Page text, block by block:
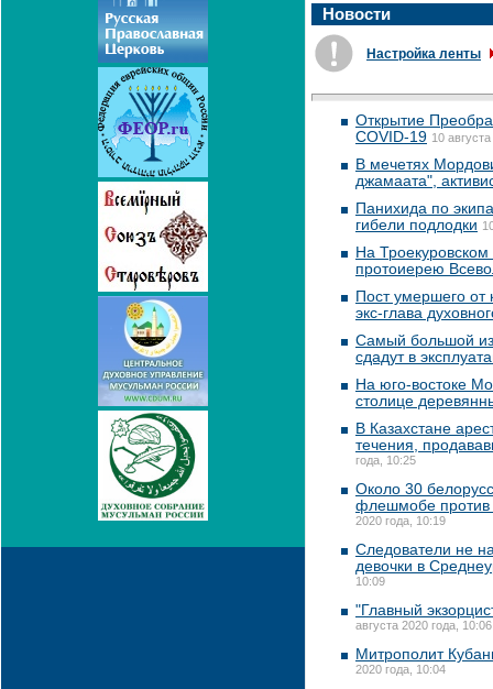
Новости
Настройка ленты
Открытие
COVID-19 10
В мечетях
джамаата",
Панихида по
гибели подлодки
На Троекуровском
протоиерею
Пост умершего от
экс-глава
Самый большой
сдадут в
На юго-востоке
столице
В Казахстане
течения,
года, 10:25
Около 30
флешмобе против
2020 года, 10:19
Следователи не
девочки в
10:09
"Главный
августа 2020 года, 10:06
Митрополит
2020 года, 10:04